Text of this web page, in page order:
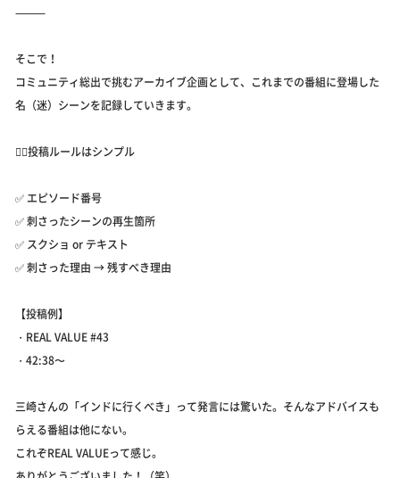
⸻
そこで！
コミュニティ総出で挑むアーカイブ企画として、これまでの番組に登場した
名（迷）シーンを記録していきます。
👇🏻投稿ルールはシンプル
✅ エピソード番号
✅ 刺さったシーンの再生箇所
✅ スクショ or テキスト
✅ 刺さった理由 → 残すべき理由
【投稿例】
・REAL VALUE #43
・42:38〜
三崎さんの「インドに行くべき」って発言には驚いた。そんなアドバイスも
らえる番組は他にない。
これぞREAL VALUEって感じ。